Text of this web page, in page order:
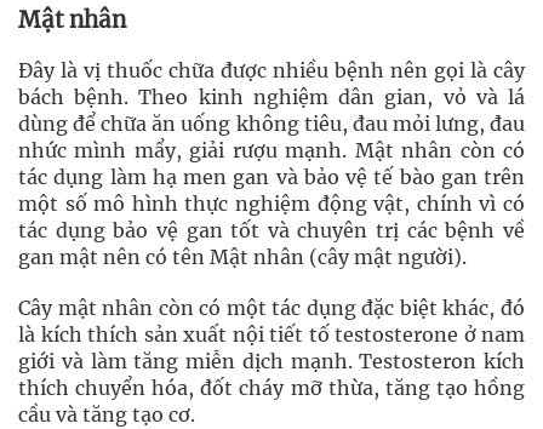
Mật nhân
Đây là vị thuốc chữa được nhiều bệnh nên gọi là cây
bách bệnh. Theo kinh nghiệm dân gian, vỏ và lá
dùng để chữa ăn uống không tiêu, đau mỏi lưng, đau
nhức mình mẩy, giải rượu mạnh. Mật nhân còn có
tác dụng làm hạ men gan và bảo vệ tế bào gan trên
một số mô hình thực nghiệm động vật, chính vì có
tác dụng bảo vệ gan tốt và chuyên trị các bệnh về
gan mật nên có tên Mật nhân (cây mật người).
Cây mật nhân còn có một tác dụng đặc biệt khác, đó
là kích thích sản xuất nội tiết tố testosterone ở nam
giới và làm tăng miễn dịch mạnh. Testosteron kích
thích chuyển hóa, đốt cháy mỡ thừa, tăng tạo hồng
cầu và tăng tạo cơ.